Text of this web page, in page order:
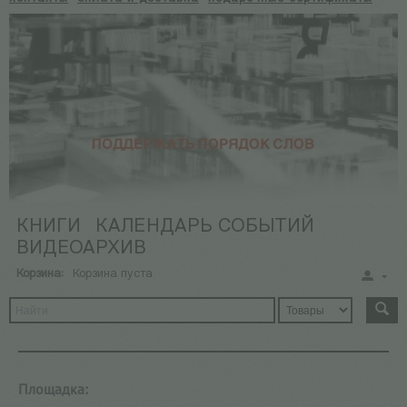
КНИГИ
КАЛЕНДАРЬ СОБЫТИЙ
ВИДЕОАРХИВ
Корзина: Корзина пуста
Площадка: